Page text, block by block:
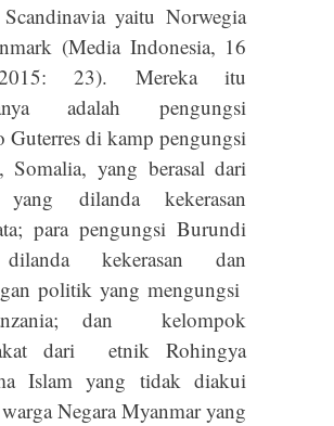
yaitu Norwegia
(Media Indonesia, 16
23). Mereka itu
adalah pengungsi
Guterres di kamp pengungsi
Somalia, yang berasal dari
yang dilanda kekerasan
para pengungsi Burundi
kekerasan dan
politik yang mengungsi
dan kelompok
dari etnik Rohingya
Islam yang tidak diakui
Negara Myanmar yang